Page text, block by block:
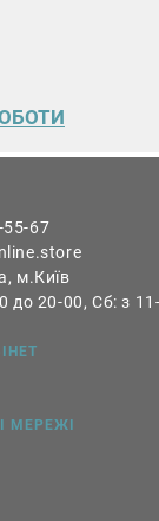
55-67
м.Київ
до 20-00, Сб: з
МЕРЕЖІ